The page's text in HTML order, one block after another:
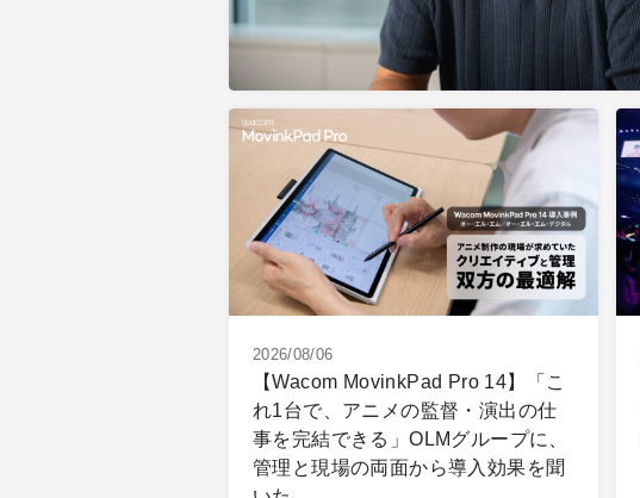
2026/08/06
【Wacom MovinkPad Pro 14】「こ
れ1台で、アニメの監督・演出の仕
事を完結できる」OLMグループに、
管理と現場の両面から導入効果を聞